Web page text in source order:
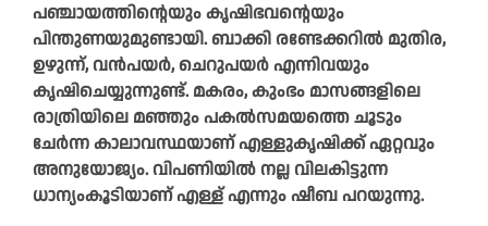
പഞ്ചായത്തിന്റെയും കൃഷിഭവന്റെയും
പിന്തുണയുമുണ്ടായി. ബാക്കി രണ്ടേക്കറിൽ മുതിര,
ഉഴുന്ന്, വൻപയർ, ചെറുപയർ എന്നിവയും
കൃഷിചെയ്യുന്നുണ്ട്. മകരം, കുംഭം മാസങ്ങളിലെ
രാത്രിയിലെ മഞ്ഞും പകൽസമയത്തെ ചൂടും
ചേർന്ന കാലാവസ്ഥയാണ് എള്ളുകൃഷിക്ക് ഏറ്റവും
അനുയോജ്യം. വിപണിയിൽ നല്ല വിലകിട്ടുന്ന
ധാന്യംകൂടിയാണ് എള്ള് എന്നും ഷീബ പറയുന്നു.